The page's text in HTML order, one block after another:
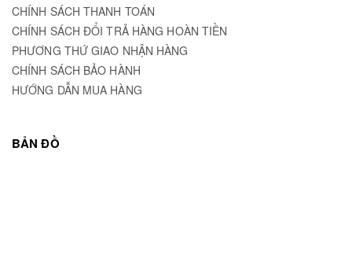
CHÍNH SÁCH THANH TOÁN
CHÍNH SÁCH ĐỔI TRẢ HÀNG HOÀN TIỀN
PHƯƠNG THỨ GIAO NHẬN HÀNG
CHÍNH SÁCH BẢO HÀNH
HƯỚNG DẪN MUA HÀNG
BẢN ĐỒ